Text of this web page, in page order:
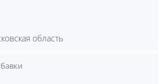
область